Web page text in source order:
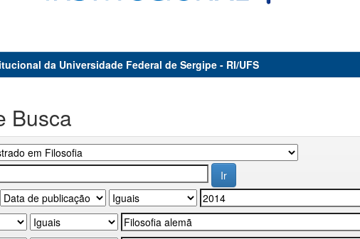
da Universidade Federal de Sergipe - RI/UFS
Busca